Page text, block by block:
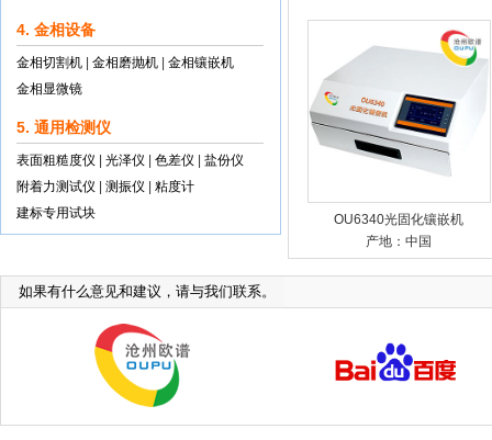
4. 金相设备
金相切割机 金相磨抛机
金相镶嵌机
金相显微镜
5. 通用检测仪
表面粗糙度仪 光泽仪 色差仪
盐份仪
附着力测试仪
测振仪
粘度计
建标专用试块
OU6340光固化镶嵌机
产地：中国
如果有什么意见和建议，请与我们联系。